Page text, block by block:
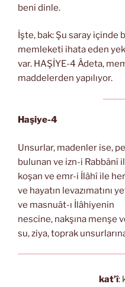
beni dinle.
İşte, bak: Şu saray içinde
memleketi ihata eden
var. HAŞİYE-4 Âdeta,
maddelerden yapılıyor.
Haşiye-4
Unsurlar, madenler ise,
bulunan ve izn-i Rabbânî
koşan ve emr-i İlâhî ile
ve hayatın levazımatını
ve masnuât-ı İlâhiyenin
nescine, nakşına menşe
su, ziya, toprak
kat’î: